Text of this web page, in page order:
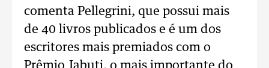
comenta Pellegrini, que possui mais
de 40 livros publicados e é um dos
escritores mais premiados com o
Prêmio Jabuti, o mais importante do